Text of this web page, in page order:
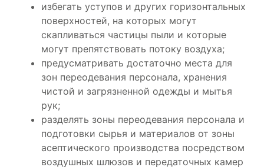
избегать уступов и других горизонтальных
поверхностей, на которых могут
скапливаться частицы пыли и которые
могут препятствовать потоку воздуха;
предусматривать достаточно места для
зон переодевания персонала, хранения
чистой и загрязненной одежды и мытья
рук;
разделять зоны переодевания персонала и
подготовки сырья и материалов от зоны
асептического производства посредством
воздушных шлюзов и передаточных камер